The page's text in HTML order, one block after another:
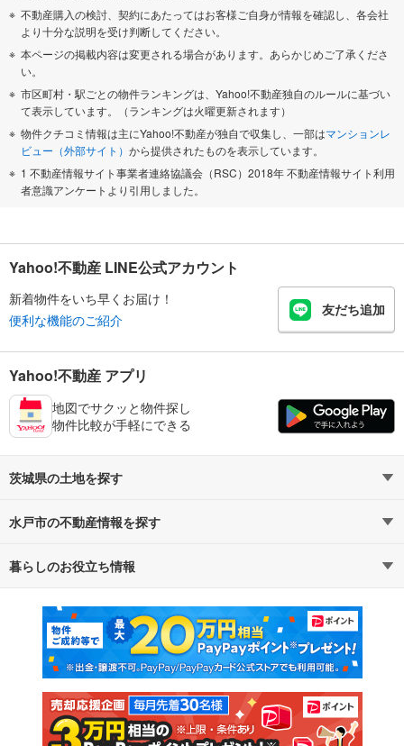
不動産購入の検討、契約にあたってはお客様ご自身が情報を確認し、各会社
より十分な説明を受け判断してください。
本ページの掲載内容は変更される場合があります。あらかじめご了承くださ
い。
市区町村・駅ごとの物件ランキングは、Yahoo!不動産独自のルールに基づい
て表示しています。（ランキングは火曜更新されます）
物件クチコミ情報は主にYahoo!不動産が独自で収集し、一部はマンションレ
ビュー（外部サイト） から提供されたものを表示しています。
1 不動産情報サイト事業者連絡協議会（RSC）2018年 不動産情報サイト利用
者意識アンケートより引用しました。
Yahoo!不動産 LINE公式アカウント
新着物件をいち早くお届け！
便利な機能のご紹介
友だち追加
Yahoo!不動産 アプリ
地図でサクッと物件探し
物件比較が手軽にできる
茨城県の土地を探す
路線・駅から探す
通勤・通学時間から探す
水戸市の不動産情報を探す
不動産・住宅
新築マンション 中古マンション
新築一戸建て 中古一戸建て
注文住宅 土地
暮らしのお役立ち情報
マンションカタログ 教えて！住まいの先生